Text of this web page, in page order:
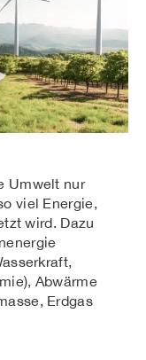
Umwelt nur
viel Energie,
wird. Dazu
Abwärme
Erdgas